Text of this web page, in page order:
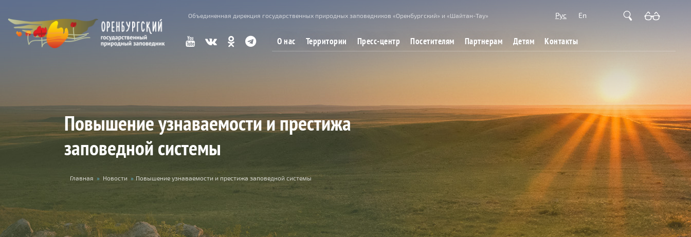
Объединенная дирекция государственных природных заповедников «Оренбургский» и «Шайтан-Тау» Рус En
О нас Территории Пресс-центр Посетителям Партнерам Детям Контакты
Повышение узнаваемости и престижа
заповедной системы
Вы здесь
Главная » Новости » Повышение узнаваемости и престижа заповедной системы